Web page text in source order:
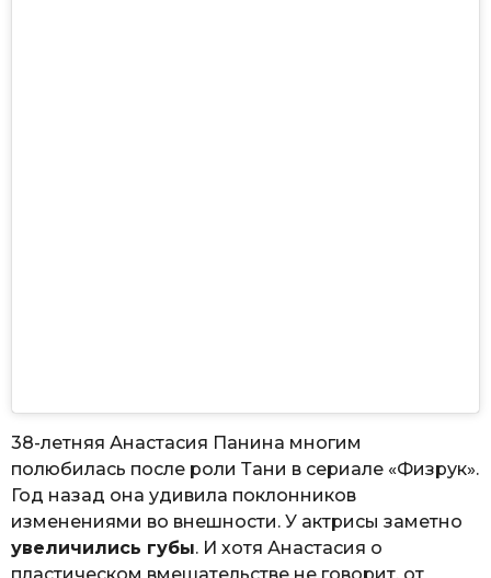
38-летняя Анастасия Панина многим
полюбилась после роли Тани в сериале «Физрук».
Год назад она удивила поклонников
изменениями во внешности. У актрисы заметно
увеличились губы. И хотя Анастасия о